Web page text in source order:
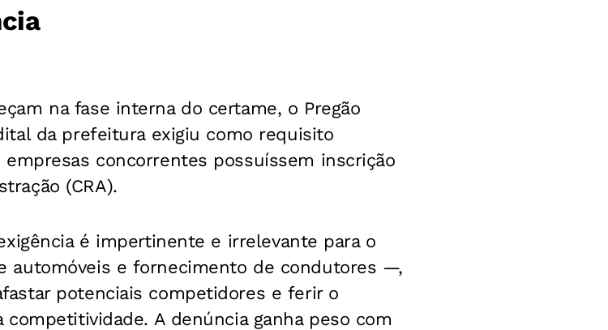
na fase interna do certame, o Pregão
da prefeitura exigiu como requisito
concorrentes possuíssem inscrição
(CRA).
é impertinente e irrelevante para o
automóveis e fornecimento de condutores —,
potenciais competidores e ferir o
A denúncia ganha peso com